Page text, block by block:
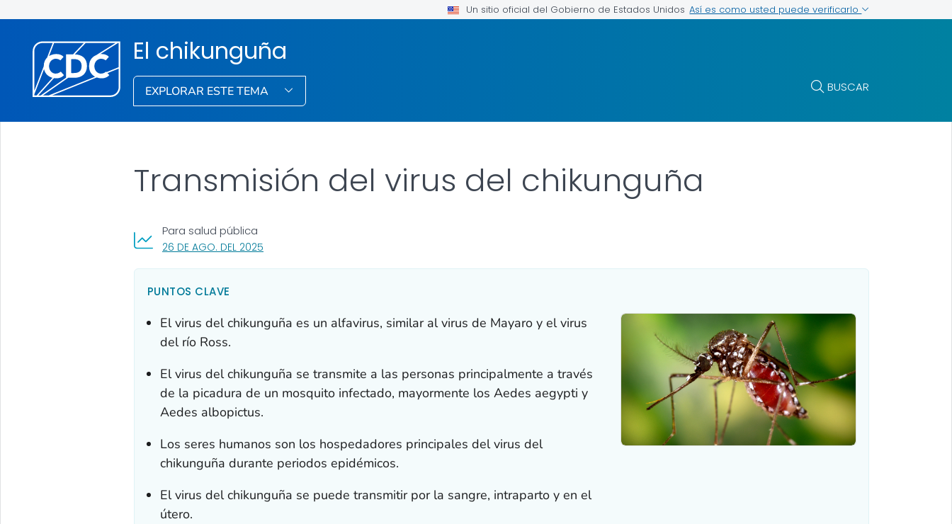
Un sitio oficial del Gobierno de Estados Unidos Así es como usted puede verificarlo
El chikunguña
EXPLORAR ESTE TEMA BUSCAR
Transmisión del virus del chikunguña
26 DE AGO. DEL 2025, VISIT LINK FOR DETAILS.
Para salud pública
PUNTOS CLAVE
El virus del chikunguña es un alfavirus, similar al virus de Mayaro y el virus
del río Ross.
El virus del chikunguña se transmite a las personas principalmente a través
de la picadura de un mosquito infectado, mayormente los Aedes aegypti y
Aedes albopictus.
Los seres humanos son los hospedadores principales del virus del
chikunguña durante periodos epidémicos.
El virus del chikunguña se puede transmitir por la sangre, intraparto y en el
útero.